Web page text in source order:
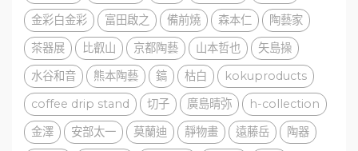
金彩白金彩
富田啟之 備前燒 森本仁
陶藝家
茶器展
比叡山 京都陶藝 山本哲也
矢島操
水谷和音
熊本陶藝 鎬 枯白
kokuproducts
coffee drip stand
切子 廣島晴弥
h-collection
金澤
安部太一 莫蘭迪 靜物畫 遠藤岳
陶器